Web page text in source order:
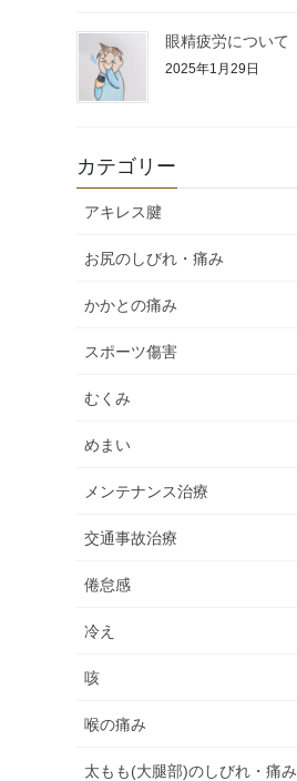
眼精疲労について
2025年1月29日
カテゴリー
アキレス腱
お尻のしびれ・痛み
かかとの痛み
スポーツ傷害
むくみ
めまい
メンテナンス治療
交通事故治療
倦怠感
冷え
咳
喉の痛み
太もも(大腿部)のしびれ・痛み